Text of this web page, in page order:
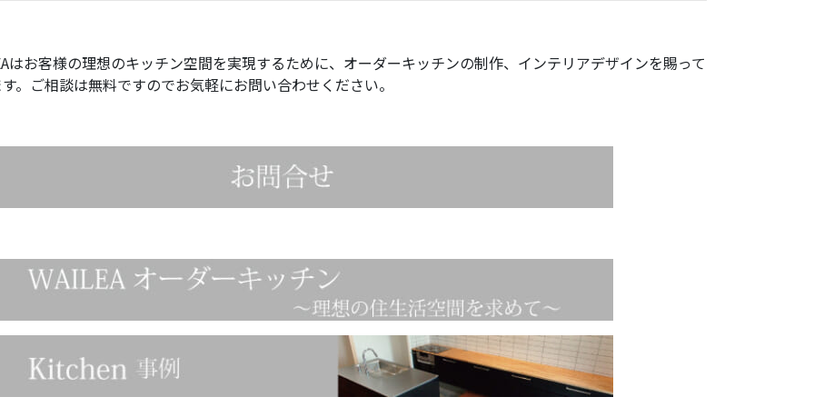
はお客様の理想のキッチン空間を実現するために、オーダーキッチンの制作、インテリアデザインを賜って
。ご相談は無料ですのでお気軽にお問い合わせください。